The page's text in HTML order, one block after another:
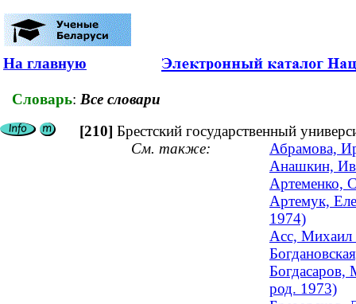
На главную
Словарь: Все словари
[210] Брестский государственный
См. также:
Абрамова,
Анашкин,
Артеменко,
Артемук,
1974)
Асс, Михаил
Богдасаров,
род. 1973)